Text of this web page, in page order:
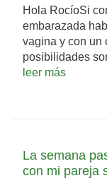
Hola RocíoSi
embarazada
vagina y con un
posibilidades
leer más
La semana
con mi pareja